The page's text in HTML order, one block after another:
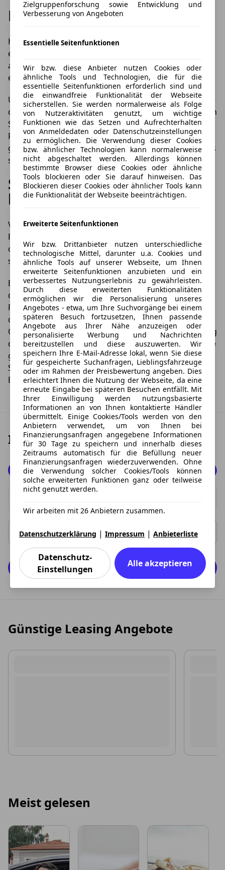
Nach dem Reinigen
Haben Sie den Schmutz von den lackierten Felgen
entfernt, können Sie die Felgen mit klarem Wasser
abspülen. Schnell und einfach funktioniert das mit
einem Gartenschlauch, ein Eimer Wasser tut es auch.
Um unschöne Wasserflecken zu vermeiden, sollten Sie
die Felgen nach der Reinigung abtrocknen. Verwenden
Sie dazu ein Tuch aus Baumwolle und trocknen Sie die
Felgen komplett ab. Haben sich bereits Wasserflecken
gebildet, können diese mit Glasreiniger auf Naturbasis
schonend entfernt werden.
So besser nicht: Die No-Gos
bei der Felgenreinigung
Verzichten Sie bei der Felgenreinigung unbedingt auf
Reinigungsmittel, die säurehaltig sind. Sie entfernen
oft auch hartnäckigen Schmutz mühelos, sind aber
sehr aggressiv und greifen den Lack Ihrer Felgen an.
Ein Reinigungstuch oder Schwamm aus Mikrofaser ist
die beste Wahl. Ein Topfschwamm und andere
Reinigungsutensilien mit rauer Oberfläche haben bei
der Reinigung hingegen nichts zu suchen. Die raue
Oberfläche zerkratzt den Lack und schädigt nachhaltig
die Schutzschicht ihrer Felgen. Bei allen Mitteln gilt wie
gewohnt: Ein kurzer Test an möglichst unauffälliger
Stelle ist immer sinnvoll, um mögliche
Beschädigungen zu vermeiden.
Ihr Traum-Angebot finden
Beides
Gewerbe
0 Vorschläge gefunden. Benutzen Sie die Pfeil-nach-
Rate ab
Rate bis
0 Fahrzeuge anzeigen
Günstige Leasing Angebote
Meist gelesen
Zielgruppenforschung sowie Entwicklung und
Verbesserung von Angeboten
Essentielle Seitenfunktionen
Wir bzw. diese Anbieter nutzen Cookies oder
ähnliche Tools und Technologien, die für die
essentielle Seitenfunktionen erforderlich sind und
die einwandfreie Funktionalität der Webseite
sicherstellen. Sie werden normalerweise als Folge
von Nutzeraktivitäten genutzt, um wichtige
Funktionen wie das Setzen und Aufrechterhalten
von Anmeldedaten oder Datenschutzeinstellungen
zu ermöglichen. Die Verwendung dieser Cookies
bzw. ähnlicher Technologien kann normalerweise
nicht abgeschaltet werden. Allerdings können
bestimmte Browser diese Cookies oder ähnliche
Tools blockieren oder Sie darauf hinweisen. Das
Blockieren dieser Cookies oder ähnlicher Tools kann
die Funktionalität der Webseite beeinträchtigen.
Erweiterte Seitenfunktionen
Wir bzw. Drittanbieter nutzen unterschiedliche
technologische Mittel, darunter u.a. Cookies und
ähnliche Tools auf unserer Webseite, um Ihnen
erweiterte Seitenfunktionen anzubieten und ein
verbessertes Nutzungserlebnis zu gewährleisten.
Durch diese erweiterten Funktionalitäten
ermöglichen wir die Personalisierung unseres
Angebotes - etwa, um Ihre Suchvorgänge bei einem
späteren Besuch fortzusetzen, Ihnen passende
Angebote aus Ihrer Nähe anzuzeigen oder
personalisierte Werbung und Nachrichten
bereitzustellen und diese auszuwerten. Wir
speichern Ihre E-Mail-Adresse lokal, wenn Sie diese
für gespeicherte Suchanfragen, Lieblingsfahrzeuge
oder im Rahmen der Preisbewertung angeben. Dies
erleichtert Ihnen die Nutzung der Webseite, da eine
erneute Eingabe bei späteren Besuchen entfällt. Mit
Ihrer Einwilligung werden nutzungsbasierte
Informationen an von Ihnen kontaktierte Händler
übermittelt. Einige Cookies/Tools werden von den
Anbietern verwendet, um von Ihnen bei
Finanzierungsanfragen angegebene Informationen
für 30 Tage zu speichern und innerhalb dieses
Zeitraums automatisch für die Befüllung neuer
Finanzierungsanfragen wiederzuverwenden. Ohne
die Verwendung solcher Cookies/Tools können
solche erweiterten Funktionen ganz oder teilweise
nicht genutzt werden.
Wir arbeiten mit 26 Anbietern zusammen.
Datenschutzerklärung | Impressum | Anbieterliste
Datenschutz-
Einstellungen
Alle akzeptieren